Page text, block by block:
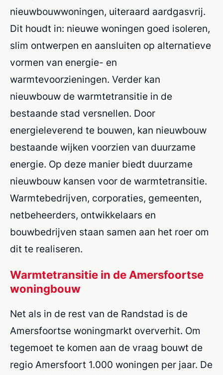
nieuwbouwwoningen, uiteraard aardgasvrij.
Dit houdt in: nieuwe woningen goed isoleren,
slim ontwerpen en aansluiten op alternatieve
vormen van energie- en
warmtevoorzieningen. Verder kan
nieuwbouw de warmtetransitie in de
bestaande stad versnellen. Door
energieleverend te bouwen, kan nieuwbouw
bestaande wijken voorzien van duurzame
energie. Op deze manier biedt duurzame
nieuwbouw kansen voor de warmtetransitie.
Warmtebedrijven, corporaties, gemeenten,
netbeheerders, ontwikkelaars en
bouwbedrijven staan samen aan het roer om
dit te realiseren.
Warmtetransitie in de Amersfoortse
woningbouw
Net als in de rest van de Randstad is de
Amersfoortse woningmarkt oververhit. Om
tegemoet te komen aan de vraag bouwt de
regio Amersfoort 1.000 woningen per jaar. De